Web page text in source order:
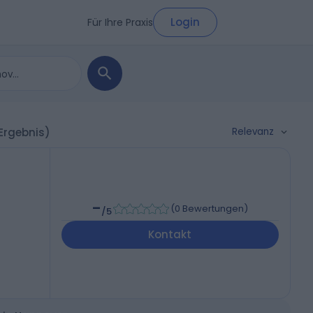
Für Ihre Praxis Login
Relevanz
-/5 (0 Bewertungen)
Kontakt